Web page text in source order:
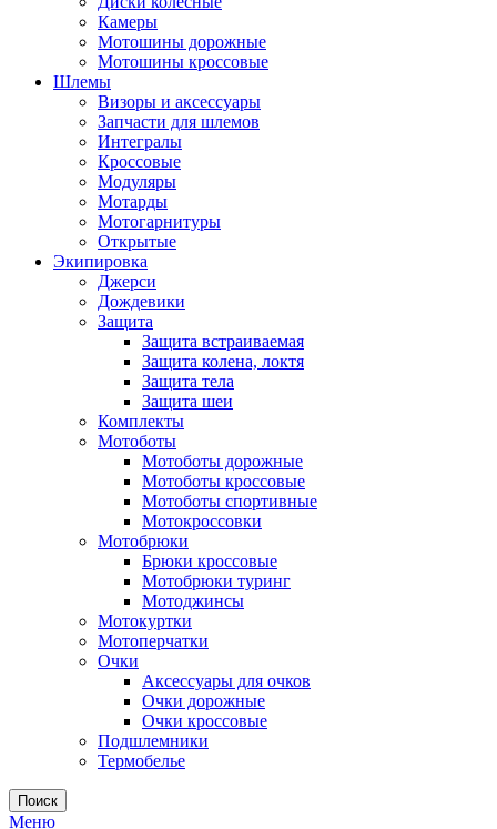
Камеры
Мотошины дорожные
Мотошины кроссовые
Шлемы
Визоры и аксессуары
Запчасти для шлемов
Интегралы
Кроссовые
Модуляры
Мотарды
Мотогарнитуры
Открытые
Экипировка
Джерси
Дождевики
Защита
Защита встраиваемая
Защита колена, локтя
Защита тела
Защита шеи
Комплекты
Мотоботы
Мотоботы дорожные
Мотоботы кроссовые
Мотоботы спортивные
Мотокроссовки
Мотобрюки
Брюки кроссовые
Мотобрюки туринг
Мотоджинсы
Мотокуртки
Мотоперчатки
Очки
Аксессуары для очков
Очки дорожные
Очки кроссовые
Подшлемники
Термобелье
Поиск
Меню